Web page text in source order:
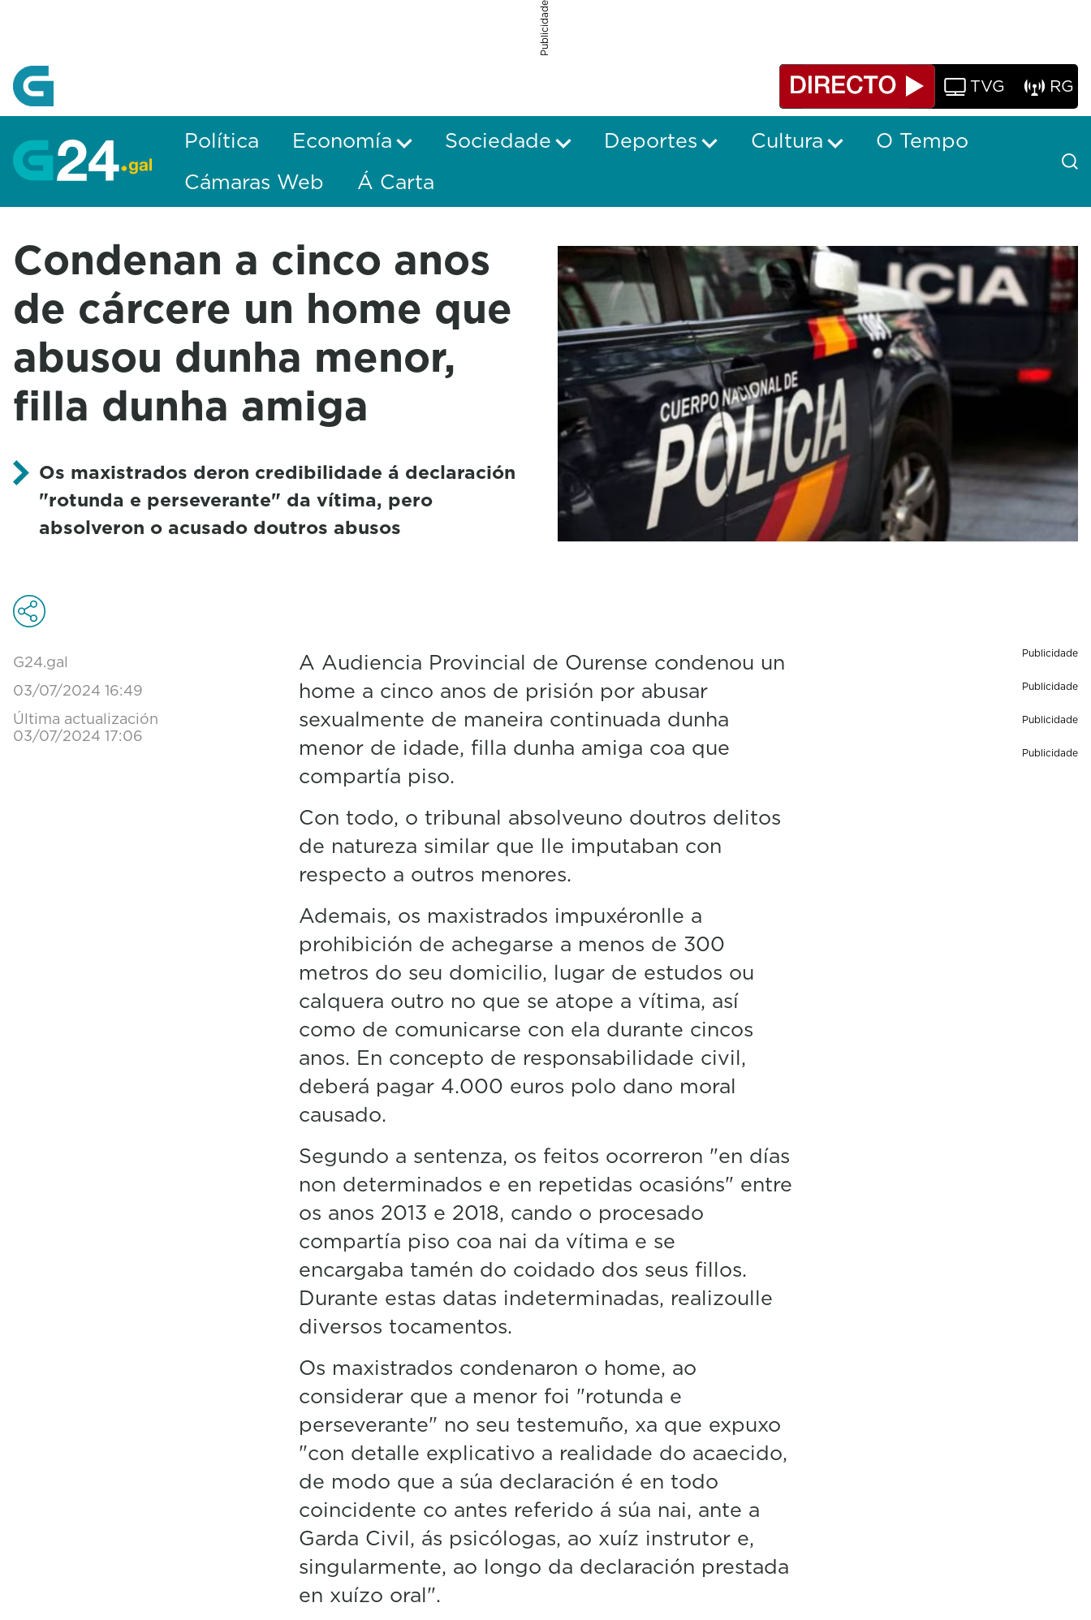
Publicidade
TVG RG
Política Economía Sociedade Deportes Cultura
O Tempo
Cámaras Web
Á Carta
Condenan a cinco anos
de cárcere un home que
abusou dunha menor,
filla dunha amiga
Os maxistrados deron credibilidade á declaración
"rotunda e perseverante" da vítima, pero
absolveron o acusado doutros abusos
G24.gal
03/07/2024 16:49
Última actualización
03/07/2024 17:06
A Audiencia Provincial de Ourense condenou un
home a cinco anos de prisión por abusar
sexualmente de maneira continuada dunha
menor de idade, filla dunha amiga coa que
compartía piso.
Con todo, o tribunal absolveuno doutros delitos
de natureza similar que lle imputaban con
respecto a outros menores.
Ademais, os maxistrados impuxéronlle a
prohibición de achegarse a menos de 300
metros do seu domicilio, lugar de estudos ou
calquera outro no que se atope a vítima, así
como de comunicarse con ela durante cincos
anos. En concepto de responsabilidade civil,
deberá pagar 4.000 euros polo dano moral
causado.
Segundo a sentenza, os feitos ocorreron "en días
non determinados e en repetidas ocasións" entre
os anos 2013 e 2018, cando o procesado
compartía piso coa nai da vítima e se
encargaba tamén do coidado dos seus fillos.
Durante estas datas indeterminadas, realizoulle
diversos tocamentos.
Os maxistrados condenaron o home, ao
considerar que a menor foi "rotunda e
perseverante" no seu testemuño, xa que expuxo
"con detalle explicativo a realidade do acaecido,
de modo que a súa declaración é en todo
coincidente co antes referido á súa nai, ante a
Garda Civil, ás psicólogas, ao xuíz instrutor e,
singularmente, ao longo da declaración prestada
en xuízo oral".
Publicidade
Publicidade
Publicidade
Publicidade